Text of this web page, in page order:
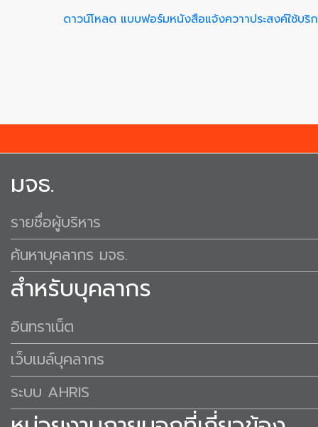
ดาวน์โหลด แบบฟอร์มหนังสือแจ้งควาาประสงค์ใช้
มจธ.
รายชื่อผู้บริหาร
ค้นหาบุคลากร มจธ.
สำหรับบุคลากร
อินทราเน็ต
เว็บเมล์บุคลากร
ระบบ AHRIS